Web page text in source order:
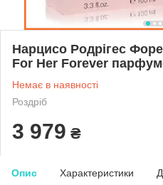
Нарцисо Родрігес
For Her Forever
Немає в наявності
Роздріб
3 979 ₴
Опис Характеристики